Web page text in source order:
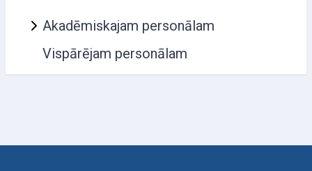
Akadēmiskajam personālam
Vispārējam personālam